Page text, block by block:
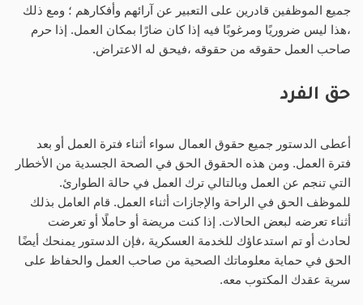
جميع الموظفين قادرين على التعبير عن آرائهم وأفكارهم ؛ ومع ذلك
،هذا ليس ضروريًا ومرغوبًا فيه إذا كان ضارًا بمكان العمل. إذا حرم
صاحب العمل حقوقه من حقوقه ،فيحق له الاعتراض.
حق الفرد
أعطى الدستور جميع حقوق العمال سواء أثناء فترة العمل أو بعد
فترة العمل. ومن هذه الحقوق الحق في الصحة الجسدية من الأخطار
التي تنجم عن العمل وبالتالي ترك العمل في حالة الطوارئ.
للموظف الحق في الراحة والإجازات أثناء العمل. قام العامل بذلك
أثناء تعرضه لبعض الحالات. إذا كنت مريضة أو حاملًا أو تعرضت
لحادث أو تم استدعاؤك للخدمة العسكرية ،فإن الدستور يمنحك أيضًا
الحق في حماية معلوماتك الصحية من صاحب العمل والحفاظ على
سرية عقدك المكتوب معه.